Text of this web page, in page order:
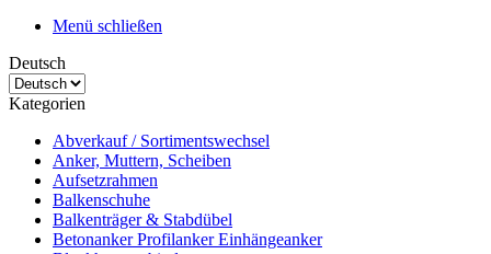
Menü schließen
Deutsch
Kategorien
Abverkauf / Sortimentswechsel
Anker, Muttern, Scheiben
Aufsetzrahmen
Balkenschuhe
Balkenträger & Stabdübel
Betonanker Profilanker Einhängeanker